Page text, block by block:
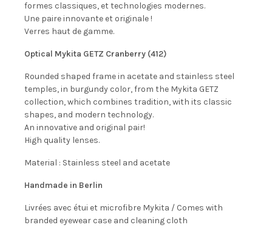
formes classiques, et technologies modernes.
Une paire innovante et originale !
Verres haut de gamme.
Optical Mykita GETZ Cranberry (412)
Rounded shaped frame in acetate and stainless steel
temples, in burgundy color, from the Mykita GETZ
collection, which combines tradition, with its classic
shapes, and modern technology.
An innovative and original pair!
High quality lenses.
Material : Stainless steel and acetate
Handmade in Berlin
Livrées avec étui et microfibre Mykita / Comes with
branded eyewear case and cleaning cloth